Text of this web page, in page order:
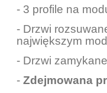
- 3 profile na
- Drzwi
największym
- Drzwi
- Zdejmowana